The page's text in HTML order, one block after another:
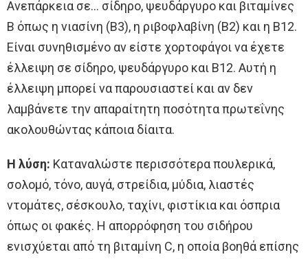
Ανεπάρκεια σε… σίδηρο, ψευδάργυρο και βιταμίνες
Β όπως η νιασίνη (Β3), η ριβοφλαβίνη (Β2) και η Β12.
Είναι συνηθισμένο αν είστε χορτοφάγοι να έχετε
έλλειψη σε σίδηρο, ψευδάργυρο και Β12. Αυτή η
έλλειψη μπορεί να παρουσιαστεί και αν δεν
λαμβάνετε την απαραίτητη ποσότητα πρωτεΐνης
ακολουθώντας κάποια δίαιτα.
Η λύση: Καταναλώστε περισσότερα πουλερικά,
σολομό, τόνο, αυγά, στρείδια, μύδια, λιαστές
ντομάτες, σέσκουλο, ταχίνι, φιστίκια και όσπρια
όπως οι φακές. Η απορρόφηση του σιδήρου
ενισχύεται από τη βιταμίνη C, η οποία βοηθά επίσης